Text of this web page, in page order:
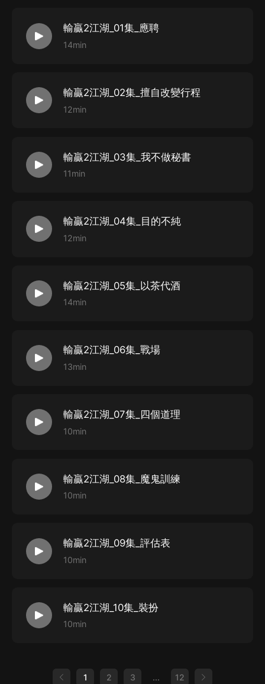
下》，其中《輸贏》是一部經典商戰小說，累計暢銷近百
萬冊。
輸贏2江湖_01集_應聘
14min
輸贏2江湖_02集_擅自改變行程
12min
輸贏2江湖_03集_我不做秘書
11min
輸贏2江湖_04集_目的不純
12min
輸贏2江湖_05集_以茶代酒
14min
輸贏2江湖_06集_戰場
13min
輸贏2江湖_07集_四個道理
10min
輸贏2江湖_08集_魔鬼訓練
10min
輸贏2江湖_09集_評估表
10min
輸贏2江湖_10集_裝扮
10min
1 2 3 ... 12